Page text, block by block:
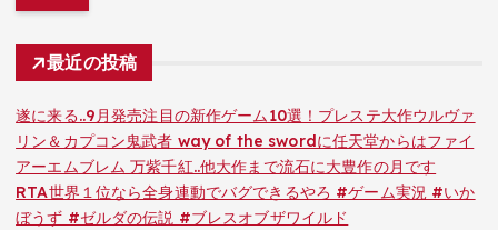
最近の投稿
遂に来る..9月発売注目の新作ゲーム10選！プレステ大作ウルヴァ
リン＆カプコン鬼武者 way of the swordに任天堂からはファイ
アーエムブレム 万紫千紅..他大作まで流石に大豊作の月です
RTA世界１位なら全身連動でバグできるやろ #ゲーム実況 #いか
ぼうず #ゼルダの伝説 #ブレスオブザワイルド